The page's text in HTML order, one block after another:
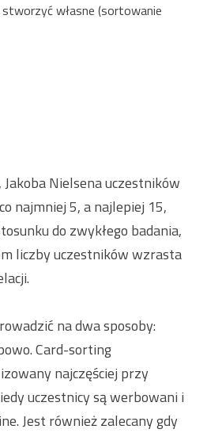
własne (sortowanie
Nielsena uczestników
najmniej 5, a najlepiej 15,
do zwykłego badania,
liczby uczestników wzrasta
na dwa sposoby:
Card-sorting
najczęściej przy
uczestnicy są werbowani i
Jest również zalecany gdy